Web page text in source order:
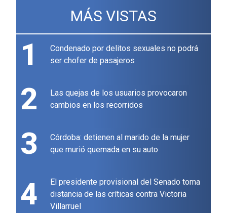
MÁS VISTAS
1
Condenado por delitos sexuales no podrá
ser chofer de pasajeros
2
Las quejas de los usuarios provocaron
cambios en los recorridos
3
Córdoba: detienen al marido de la mujer
que murió quemada en su auto
4
El presidente provisional del Senado toma
distancia de las críticas contra Victoria
Villarruel